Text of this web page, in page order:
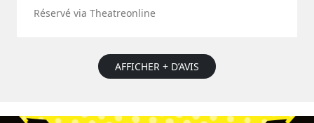
Réservé via Theatreonline
AFFICHER + D’AVIS